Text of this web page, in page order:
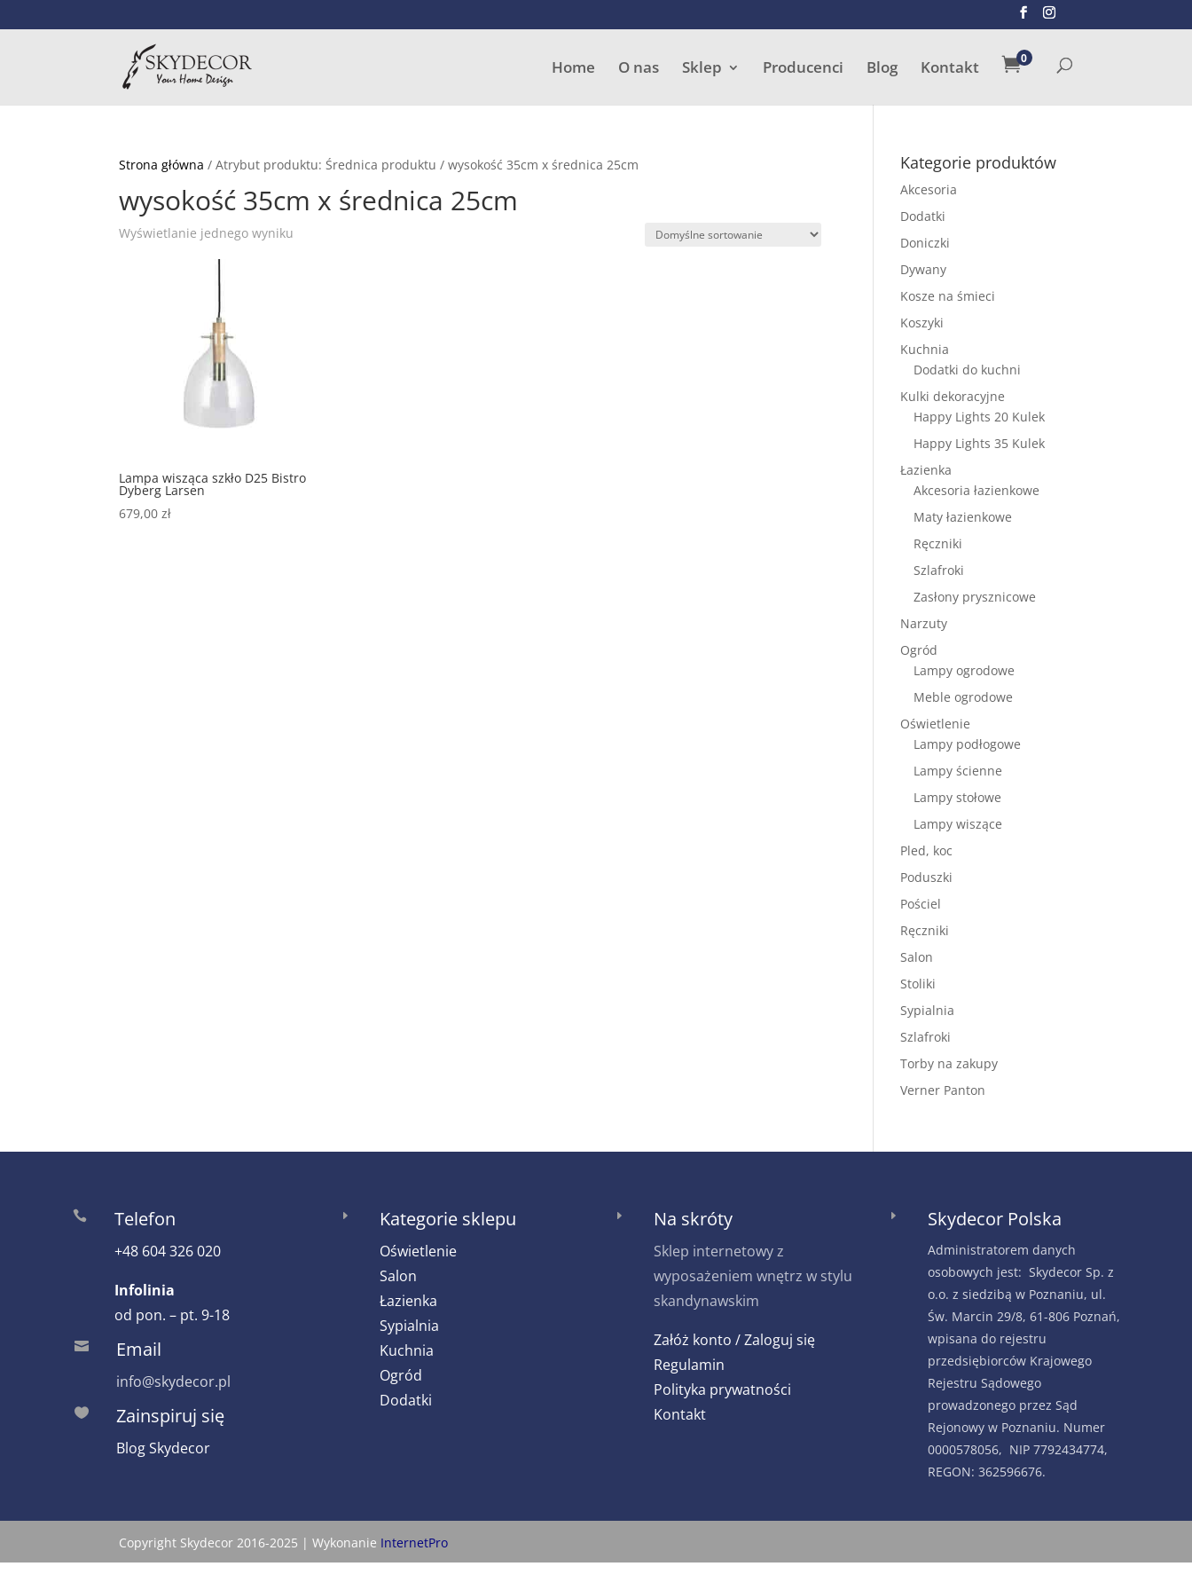
Home O nas Sklep Producenci Blog Kontakt 0
Wyszukiwarka
Strona główna / Atrybut produktu: Średnica produktu / wysokość 35cm x średnica 25cm
wysokość 35cm x średnica 25cm
Wyświetlanie jednego wyniku
Lampa wisząca szkło D25 Bistro
Dyberg Larsen
679,00zł
Kategorie produktów
Akcesoria
Dodatki
Doniczki
Dywany
Kosze na śmieci
Koszyki
Kuchnia
Dodatki do kuchni
Kulki dekoracyjne
Happy Lights 20 Kulek
Happy Lights 35 Kulek
Łazienka
Akcesoria łazienkowe
Maty łazienkowe
Ręczniki
Szlafroki
Zasłony prysznicowe
Narzuty
Ogród
Lampy ogrodowe
Meble ogrodowe
Oświetlenie
Lampy podłogowe
Lampy ścienne
Lampy stołowe
Lampy wiszące
Pled, koc
Poduszki
Pościel
Ręczniki
Salon
Stoliki
Sypialnia
Szlafroki
Torby na zakupy
Verner Panton
 Telefon
+48 604 326 020
Infolinia
od pon. – pt. 9-18
 Email
info@skydecor.pl
 Zainspiruj się
Blog Skydecor
E Kategorie sklepu
Oświetlenie
Salon
Łazienka
Sypialnia
Kuchnia
Ogród
Dodatki
E Na skróty
Sklep internetowy z
wyposażeniem wnętrz w stylu
skandynawskim
Załóż konto / Zaloguj się
Regulamin
Polityka prywatności
Kontakt
E Skydecor Polska
Administratorem danych
osobowych jest: Skydecor Sp. z
o.o. z siedzibą w Poznaniu, ul.
Św. Marcin 29/8, 61-806 Poznań,
wpisana do rejestru
przedsiębiorców Krajowego
Rejestru Sądowego
prowadzonego przez Sąd
Rejonowy w Poznaniu. Numer
0000578056, NIP 7792434774,
REGON: 362596676.
Copyright Skydecor 2016-2025 | Wykonanie InternetPro